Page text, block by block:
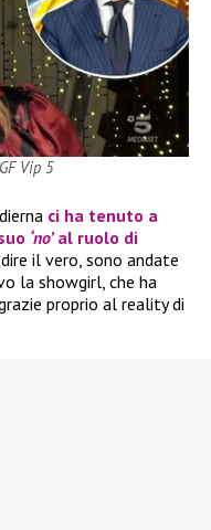
Vip 5
ci ha tenuto a
‘no’al ruolo di
il vero, sono andate
la showgirl, che ha
proprio al reality di